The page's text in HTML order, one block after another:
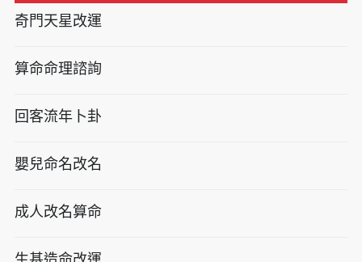
奇門天星改運
算命命理諮詢
回客流年卜卦
嬰兒命名改名
成人改名算命